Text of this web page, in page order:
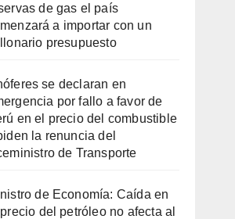
de gas el país
a importar con un
presupuesto
se declaran en
por fallo a favor de
en el precio del combustible
la renuncia del
de Transporte
de Economía: Caída en
del petróleo no afecta al